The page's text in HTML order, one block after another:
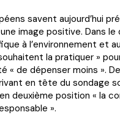
savent aujourd’hui
image positive. Dans
à l’environnement et
la pratiquer »
« de dépenser moins ».
en tête du sondage
deuxième position « la
».